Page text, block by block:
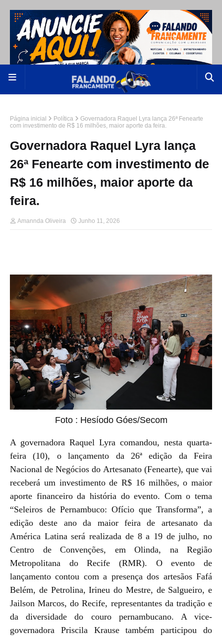
Página inicial Política
Governadora Raquel Lyra lança 26ª Fenearte
com investimento de R$ 16 milhões, maior aporte da feira.
Governadora Raquel Lyra lança
26ª Fenearte com investimento de
R$ 16 milhões, maior aporte da
feira.
Amannda Oliveira Junho 11, 2026
Foto : Hesíodo Góes/Secom
A governadora Raquel Lyra comandou, nesta quarta-
feira (10), o lançamento da 26ª edição da Feira
Nacional de Negócios do Artesanato (Fenearte), que vai
receberá um investimento de R$ 16 milhões, o maior
aporte financeiro da história do evento. Com o tema
“Seleiros de Pernambuco: Ofício que Transforma”, a
edição deste ano da maior feira de artesanato da
América Latina será realizada de 8 a 19 de julho, no
Centro de Convenções, em Olinda, na Região
Metropolitana do Recife (RMR). O evento de
lançamento contou com a presença dos artesãos Fafá
Belém, de Petrolina, Irineu do Mestre, de Salgueiro, e
Jailson Marcos, do Recife, representantes da tradição e
da diversidade do couro pernambucano. A vice-
governadora Priscila Krause também participou do